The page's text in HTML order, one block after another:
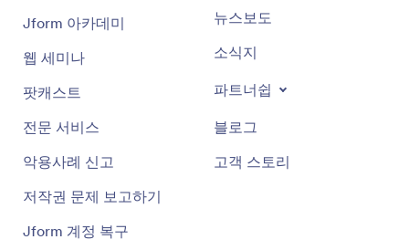
Jform 아카데미
웹 세미나
팟캐스트
전문 서비스
악용사례 신고
저작권 문제 보고하기
Jform 계정 복구
뉴스보도
소식지
파트너쉽
블로그
고객 스토리